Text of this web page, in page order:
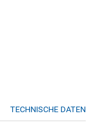
TECHNISCHE DATEN